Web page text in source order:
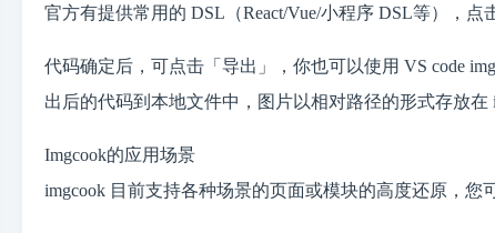
官方有提供常用的 DSL（React/Vue/小程序 DSL等），
代码确定后，可点击「导出」，你也可以使用 VS code
出后的代码到本地文件中，图片以相对路径的形式存放在
Imgcook的应用场景
imgcook 目前支持各种场景的页面或模块的高度还原，您